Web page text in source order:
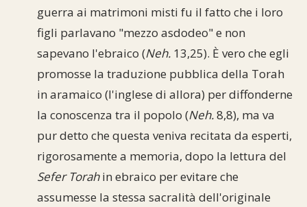
guerra ai matrimoni misti fu il fatto che i loro
figli parlavano "mezzo asdodeo" e non
sapevano l'ebraico (Neh. 13,25). È vero che egli
promosse la traduzione pubblica della Torah
in aramaico (l'inglese di allora) per diffonderne
la conoscenza tra il popolo (Neh.8,8), ma va
pur detto che questa veniva recitata da esperti,
rigorosamente a memoria, dopo la lettura del
Sefer Torahin ebraico per evitare che
assumesse la stessa sacralità dell'originale